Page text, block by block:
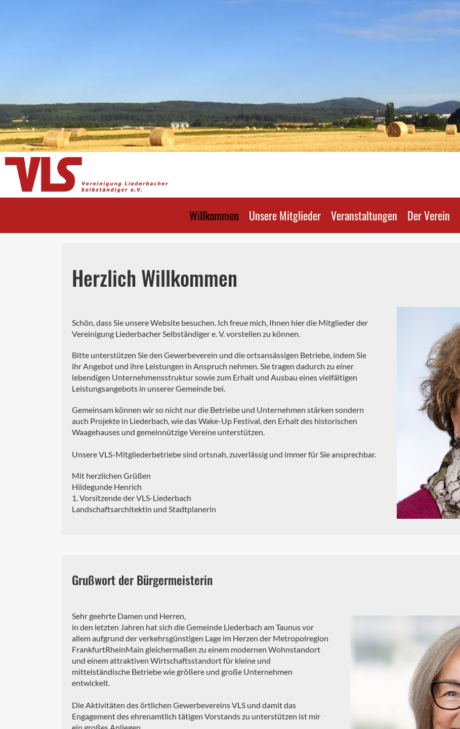
Willkommen Unsere Mitglieder Veranstaltungen Der Verein
Herzlich Willkommen
Schön, dass Sie unsere Website besuchen. Ich freue mich, Ihnen hier die Mitglieder der
Vereinigung Liederbacher Selbständiger e. V. vorstellen zu können.
Bitte unterstützen Sie den Gewerbeverein und die ortsansässigen Betriebe, indem Sie
ihr Angebot und ihre Leistungen in Anspruch nehmen. Sie tragen dadurch zu einer
lebendigen Unternehmensstruktur sowie zum Erhalt und Ausbau eines vielfältigen
Leistungsangebots in unserer Gemeinde bei.
Gemeinsam können wir so nicht nur die Betriebe und Unternehmen stärken sondern
auch Projekte in Liederbach, wie das Wake-Up Festival, den Erhalt des historischen
Waagehauses und gemeinnützige Vereine unterstützen.
Unsere VLS-Mitgliederbetriebe sind ortsnah, zuverlässig und immer für Sie ansprechbar.
Mit herzlichen Grüßen
Hildegunde Henrich
1. Vorsitzende der VLS-Liederbach
Landschaftsarchitektin und Stadtplanerin
Grußwort der Bürgermeisterin
Sehr geehrte Damen und Herren,
in den letzten Jahren hat sich die Gemeinde Liederbach am Taunus vor
allem aufgrund der verkehrsgünstigen Lage im Herzen der Metropolregion
FrankfurtRheinMain gleichermaßen zu einem modernen Wohnstandort
und einem attraktiven Wirtschaftsstandort für kleine und
mittelständische Betriebe wie größere und große Unternehmen
entwickelt.
Die Aktivitäten des örtlichen Gewerbevereins VLS und damit das
Engagement des ehrenamtlich tätigen Vorstands zu unterstützen ist mir